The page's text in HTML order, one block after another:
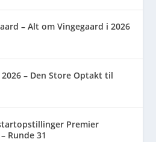
– Alt om Vingegaard i 2026
– Den Store Optakt til
Premier
Runde 31